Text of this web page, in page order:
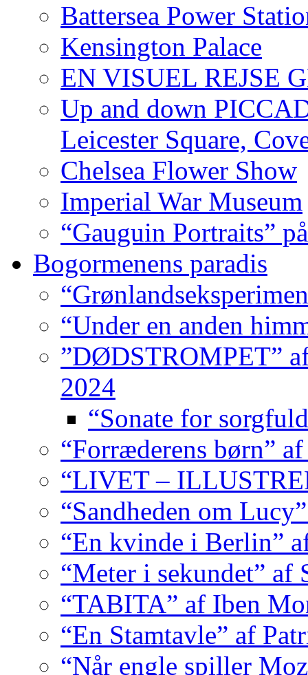
Battersea Power
Kensington Palace
EN VISUEL REJSE
Up and down
Leicester Square,
Chelsea Flower Show
Imperial War Museum
“Gauguin Portraits”
Bogormenens paradis
“Under en anden
”DØDSTROMPET”
2024
“Sonate for
“Forræderens børn”
“LIVET –
“Sandheden om
“En kvinde i Berlin”
“Meter i sekundet” af
“TABITA” af Iben
“En Stamtavle” af
“Når engle spiller